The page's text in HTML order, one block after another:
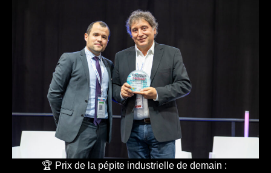
🏆 Prix de la pépite industrielle de demain :